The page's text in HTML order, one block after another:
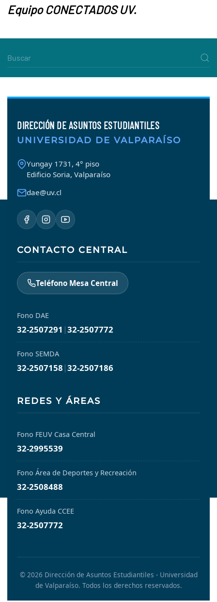
Equipo CONECTADOS UV.
DIRECCIÓN DE ASUNTOS ESTUDIANTILES
UNIVERSIDAD DE VALPARAÍSO
Yungay 1731, 4° piso
Edificio Soria, Valparaíso
dae@uv.cl
CONTACTO CENTRAL
Teléfono Mesa Central
Fono DAE
32-2507291 |32-2507772
Fono SEMDA
32-2507158 |32-2507186
REDES Y ÁREAS
Fono FEUV Casa Central
32-2995539
Fono Área de Deportes y Recreación
32-2508488
Fono Ayuda CCEE
32-2507772
© 2026 Dirección de Asuntos Estudiantiles - Universidad
de Valparaíso. Todos los derechos reservados.